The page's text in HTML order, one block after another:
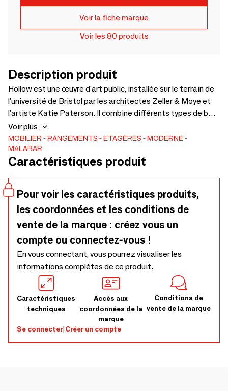
Voir la fiche marque
Voir les 80 produits
Description produit
Hollow est une œuvre d'art public, installée sur le terrain de
l'université de Bristol par les architectes Zeller & Moye et
l'artiste Katie Paterson. Il combine différents types de bois
provenant de plus de 10 000 espèces d'arbres. Inspiré par
une structure aussi superbe, Malabar a conçu une pièce
emblématique, le Hollow Cabinet. Cette armoire de luxe est
dotée de matériaux haut de gamme tels que du marbre onyx
forme d'œil d'oiseau mélangé à une structure en laiton poli.
Voir plus
MOBILIER RANGEMENTS ETAGÈRES
MODERNE
MALABAR
Caractéristiques produit
Pour voir les caractéristiques produits,
les coordonnées et les conditions de
vente de la marque : créez vous un
compte ou connectez-vous !
En vous connectant, vous pourrez visualiser les
informations complètes de ce produit.
Caractéristiques
techniques
Accès aux
coordonnées de la
marque
Conditions de
vente de la marque
Se connecter|Créer un compte